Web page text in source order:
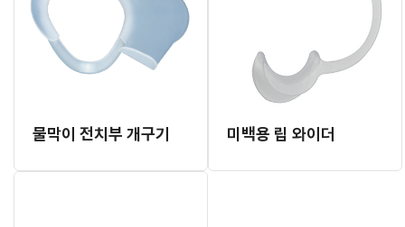
물막이 전치부 개구기 미백용 립 와이더